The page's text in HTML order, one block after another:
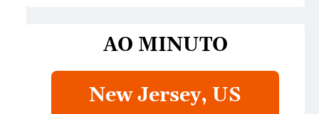
AO MINUTO
New Jersey, US